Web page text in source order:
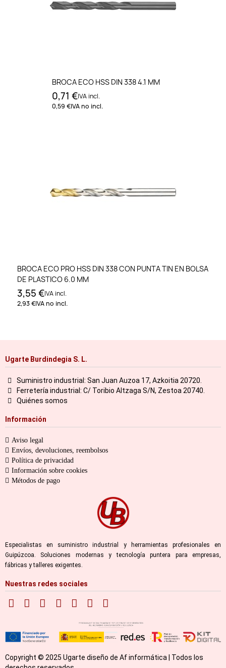
BROCA ECO HSS DIN 338 4.1 MM
0,71 €IVA incl.
0,59 €IVA no incl.
BROCA ECO PRO HSS DIN 338 CON PUNTA TIN EN BOLSA
DE PLASTICO 6.0 MM
3,55 €IVA incl.
2,93 €IVA no incl.
Ugarte Burdindegia S. L.
Suministro industrial: San Juan Auzoa 17, Azkoitia 20720.
Ferretería industrial: C/ Toribio Altzaga S/N, Zestoa 20740.
Quiénes somos
Información
Aviso legal
Envíos, devoluciones, reembolsos
Política de privacidad
Información sobre cookies
Métodos de pago
Especialistas en suministro industrial y herramientas profesionales en
Guipúzcoa. Soluciones modernas y tecnología puntera para empresas,
fábricas y talleres exigentes.
Nuestras redes sociales
Copyright © 2025 Ugarte diseño de Af informática | Todos los